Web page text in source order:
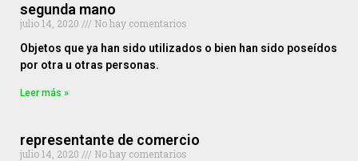
segunda mano
julio 14, 2020
No hay comentarios
Objetos que ya han sido utilizados o bien han sido poseídos
por otra u otras personas.
Leer más »
representante de comercio
julio 14, 2020
No hay comentarios